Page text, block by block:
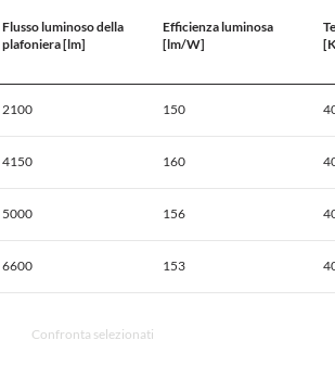
Flusso luminoso della
plafoniera [lm]
Efficienza luminosa
[lm/W]
2100 150
4150 160
5000 156
6600 153
Confronta selezionati